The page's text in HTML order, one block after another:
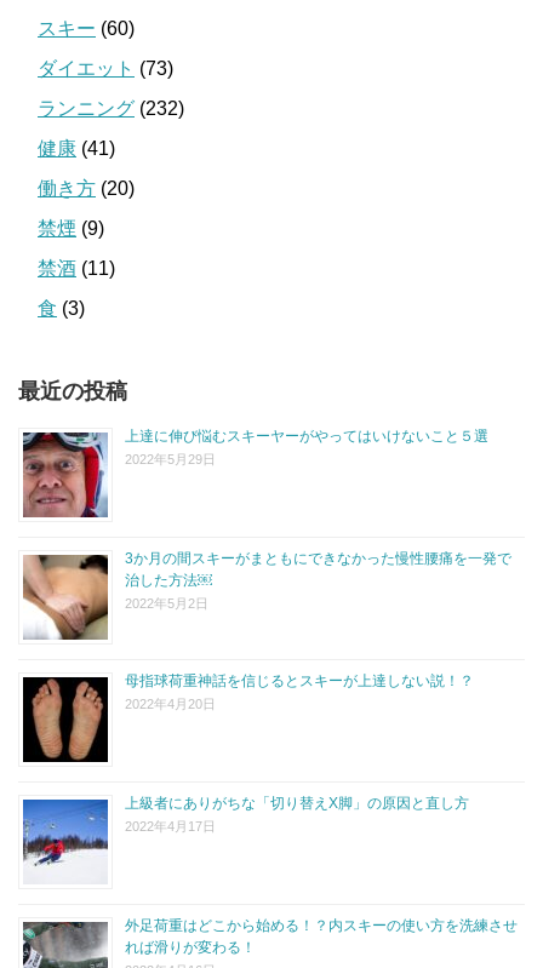
スキー (60)
ダイエット (73)
ランニング (232)
健康 (41)
働き方 (20)
禁煙 (9)
禁酒 (11)
食 (3)
最近の投稿
上達に伸び悩むスキーヤーがやってはいけないこと５選
2022年5月29日
3か月の間スキーがまともにできなかった慢性腰痛を一発で
治した方法￼
2022年5月2日
母指球荷重神話を信じるとスキーが上達しない説！？
2022年4月20日
上級者にありがちな「切り替えX脚」の原因と直し方
2022年4月17日
外足荷重はどこから始める！？内スキーの使い方を洗練させ
れば滑りが変わる！